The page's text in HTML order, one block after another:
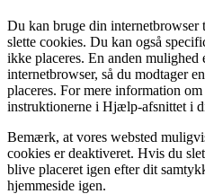
Du kan bruge din internetbrowser
slette cookies. Du kan også
ikke placeres. En anden
internetbrowser, så du modtager
placeres. For mere information
instruktionerne i Hjælp-afsnittet i
Bemærk, at vores websted
cookies er deaktiveret. Hvis du
blive placeret igen efter dit
hjemmeside igen.